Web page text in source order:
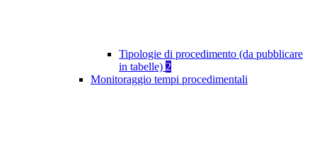
Tipologie di procedimento (da pubblicare
in tabelle) 2
Monitoraggio tempi procedimentali